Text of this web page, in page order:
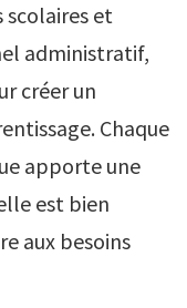
scolaires et
administratif,
créer un
Chaque
apporte une
est bien
aux besoins